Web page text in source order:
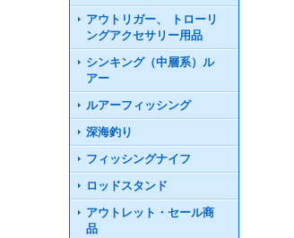
アウトリガー、 トローリ
ングアクセサリー用品
シンキング（中層系）ル
アー
ルアーフィッシング
深海釣り
フィッシングナイフ
ロッドスタンド
アウトレット・セール商
品